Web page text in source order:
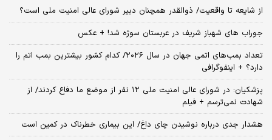
از شایعه تا واقعیت/ ذوالقدر همچنان دبیر شورای ‌عالی امنیت ملی است؟
جوراب های شهباز شریف در عربستان سوژه شد! + عکس
تعداد بمب‌های اتمی جهان در سال ۲۰۲۶/ کدام کشور بیشترین بمب اتم را
دارد؟ + اینفوگرافی
پزشکیان: در شورای عالی امنیت ملی ۱۲ نفر از موضع ما دفاع کردند/ از
شهادت نمی‌ترسم + فیلم
هشدار جدی درباره نوشیدن چای داغ/ این بیماری خطرناک در کمین است